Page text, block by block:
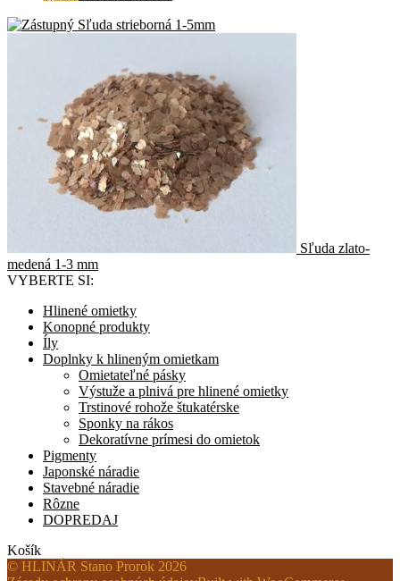
Sľuda strieborná 1-5mm
Sľuda zlato-
medená 1-3 mm
VYBERTE SI:
Hlinené omietky
Konopné produkty
Íly
Doplnky k hlineným omietkam
Omietateľné pásky
Výstuže a plnivá pre hlinené omietky
Trstinové rohože štukatérske
Sponky na rákos
Dekoratívne prímesi do omietok
Pigmenty
Japonské náradie
Stavebné náradie
Rôzne
DOPREDAJ
Košík
© HLINÁR Stano Prorok 2026